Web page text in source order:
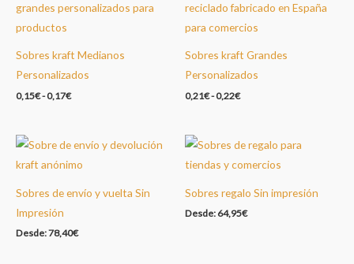
Sobres kraft Medianos
Personalizados
0,15€-0,17€
Sobres kraft Grandes
Personalizados
0,21€-0,22€
Sobres de envío y vuelta Sin
Impresión
Desde:78,40€
Sobres regalo Sin impresión
Desde: 64,95€